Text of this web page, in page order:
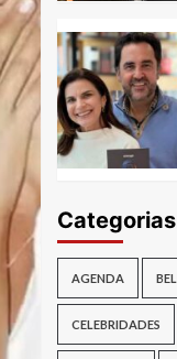
Categorias
AGENDA
CELEBRIDADES